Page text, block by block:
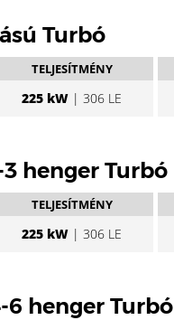
Turbó
TELJESÍTMÉNY
225 kW | 306 LE
3 henger Turbó
TELJESÍTMÉNY
225 kW | 306 LE
6 henger Turbó